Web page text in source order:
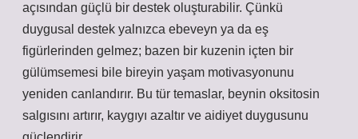
açısından güçlü bir destek oluşturabilir. Çünkü
duygusal destek yalnızca ebeveyn ya da eş
figürlerinden gelmez; bazen bir kuzenin içten bir
gülümsemesi bile bireyin yaşam motivasyonunu
yeniden canlandırır. Bu tür temaslar, beynin oksitosin
salgısını artırır, kaygıyı azaltır ve aidiyet duygusunu